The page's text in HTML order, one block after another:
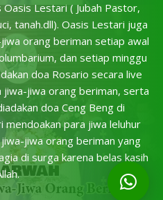
Lestari ( Jubah Pastor,
tanah.dll). Oasis Lestari juga
orang beriman setiap awal
dan setiap minggu
doa Rosario secara live
jiwa orang beriman, serta
doa Ceng Beng di
mendoakan para jiwa leluhur
jiwa orang beriman yang
di surga karena belas kasih